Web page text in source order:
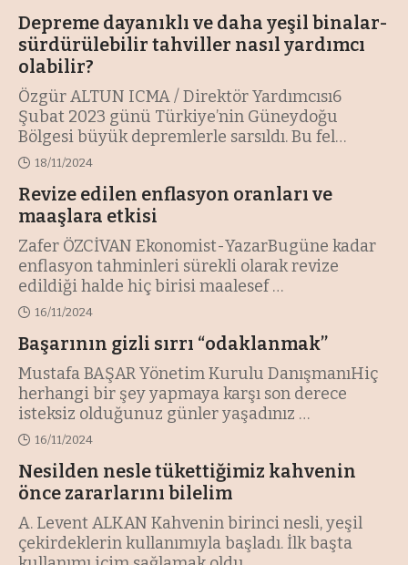
Depreme dayanıklı ve daha yeşil binalar-
sürdürülebilir tahviller nasıl yardımcı
olabilir?
Özgür ALTUN ICMA / Direktör Yardımcısı6
Şubat 2023 günü Türkiye’nin Güneydoğu
Bölgesi büyük depremlerle sarsıldı. Bu fel…
18/11/2024
Revize edilen enflasyon oranları ve
maaşlara etkisi
Zafer ÖZCİVAN Ekonomist-YazarBugüne kadar
enflasyon tahminleri sürekli olarak revize
edildiği halde hiç birisi maalesef…
16/11/2024
Başarının gizli sırrı “odaklanmak’’
Mustafa BAŞAR Yönetim Kurulu DanışmanıHiç
herhangi bir şey yapmaya karşı son derece
isteksiz olduğunuz günler yaşadınız …
16/11/2024
Nesilden nesle tükettiğimiz kahvenin
önce zararlarını bilelim
A. Levent ALKAN Kahvenin birinci nesli, yeşil
çekirdeklerin kullanımıyla başladı. İlk başta